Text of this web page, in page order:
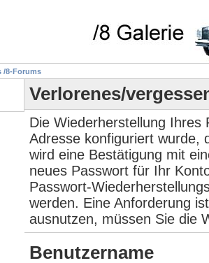
/8-Forums
Verlorenes/
Die Wiederherstellung
Adresse konfiguriert wurde,
wird eine Bestätigung mit
neues Passwort für Ihr
Passwort-
werden. Eine Anforderung
ausnutzen, müssen Sie die
Benutzername